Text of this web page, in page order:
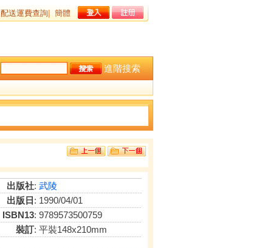
配送運費查詢 簡體
進階搜索
出版社: 武陵
出版日 : 1990/04/01
ISBN13: 9789573500759
裝訂: 平裝148x210mm